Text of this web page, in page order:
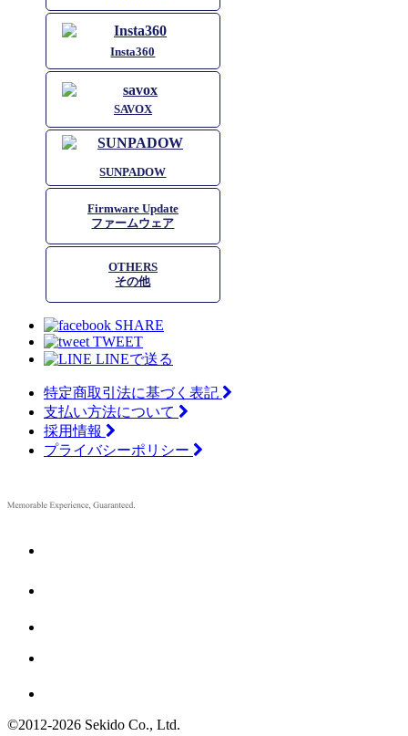
Insta360
SAVOX
SUNPADOW
Firmware Update
ファームウェア
OTHERS
その他
SHARE
TWEET
LINEで送る
特定商取引法に基づく表記
支払い方法について
採用情報
プライバシーポリシー
©2012-2026 Sekido Co., Ltd.